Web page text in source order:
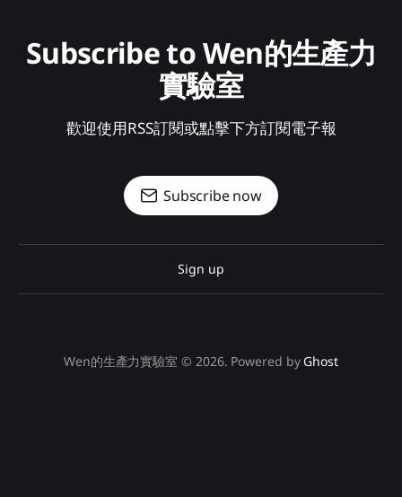
Subscribe to Wen的生產力
實驗室
歡迎使用RSS訂閱或點擊下方訂閱電子報
Subscribe now
Sign up
Wen的生產力實驗室 © 2026. Powered by Ghost